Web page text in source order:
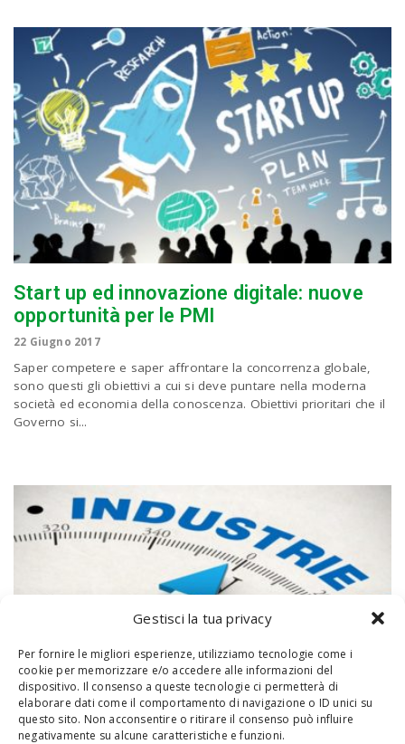
Gestisci la tua privacy
Per fornire le migliori esperienze, utilizziamo tecnologie come i
cookie per memorizzare e/o accedere alle informazioni del
dispositivo. Il consenso a queste tecnologie ci permetterà di
elaborare dati come il comportamento di navigazione o ID unici su
questo sito. Non acconsentire o ritirare il consenso può influire
negativamente su alcune caratteristiche e funzioni.
Start up ed innovazione digitale: nuove
opportunità per le PMI
22 Giugno 2017
Saper competere e saper affrontare la concorrenza globale,
sono questi gli obiettivi a cui si deve puntare nella moderna
società ed economia della conoscenza. Obiettivi prioritari che il
Governo si...